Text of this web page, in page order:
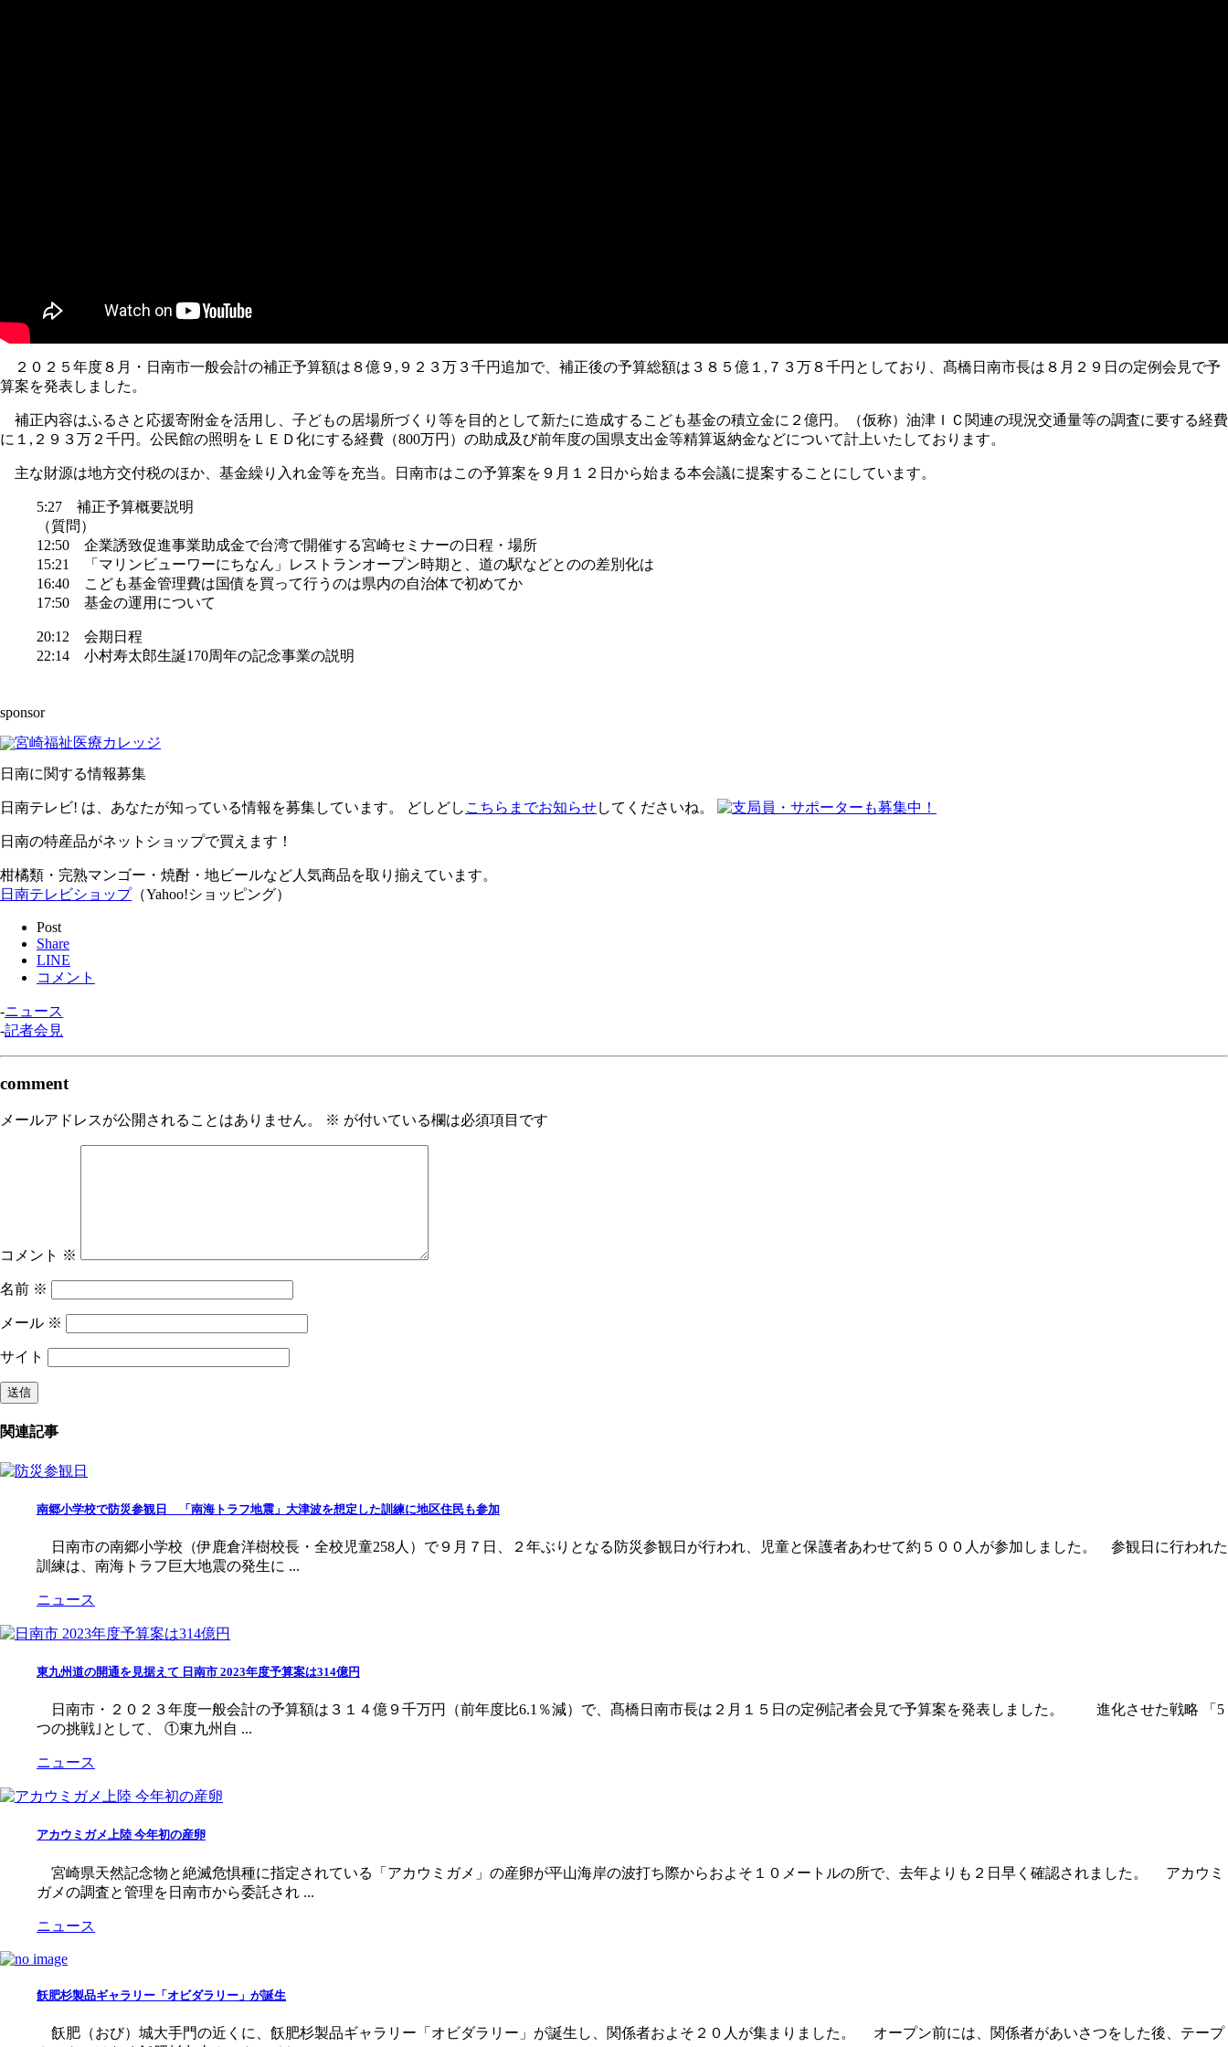
２０２５年度８月・日南市一般会計の補正予算額は８億９,９２３万３千円追加で、補正後の予算総額は３８５億１,７３万８千円としており、髙橋日南市長は８月２９日の定例会見で予
算案を発表しました。
補正内容はふるさと応援寄附金を活用し、子どもの居場所づくり等を目的として新たに造成するこども基金の積立金に２億円。（仮称）油津ＩＣ関連の現況交通量等の調査に要する経費
に１,２９３万２千円。公民館の照明をＬＥＤ化にする経費（800万円）の助成及び前年度の国県支出金等精算返納金などについて計上いたしております。
主な財源は地方交付税のほか、基金繰り入れ金等を充当。日南市はこの予算案を９月１２日から始まる本会議に提案することにしています。
5:27 補正予算概要説明
（質問）
12:50 企業誘致促進事業助成金で台湾で開催する宮崎セミナーの日程・場所
15:21 「マリンビューワーにちなん」レストランオープン時期と、道の駅などとのの差別化は
16:40 こども基金管理費は国債を買って行うのは県内の自治体で初めてか
17:50 基金の運用について
20:12 会期日程
22:14 小村寿太郎生誕170周年の記念事業の説明
sponsor
日南に関する情報募集
日南テレビ! は、あなたが知っている情報を募集しています。 どしどし こちらまでお知らせしてくださいね。
日南の特産品がネットショップで買えます！
柑橘類・完熟マンゴー・焼酎・地ビールなど人気商品を取り揃えています。
日南テレビショップ（Yahoo!ショッピング）
Post
Share
LINE
コメント
-ニュース
-記者会見
comment
メールアドレスが公開されることはありません。 ※ が付いている欄は必須項目です
コメント ※
名前 ※
メール ※
サイト
関連記事
南郷小学校で防災参観日 「南海トラフ地震」大津波を想定した訓練に地区住民も参加
日南市の南郷小学校（伊鹿倉洋樹校長・全校児童258人）で９月７日、２年ぶりとなる防災参観日が行われ、児童と保護者あわせて約５００人が参加しました。 参観日に行われた
訓練は、南海トラフ巨大地震の発生に ...
ニュース
東九州道の開通を見据えて 日南市 2023年度予算案は314億円
日南市・２０２３年度一般会計の予算額は３１４億９千万円（前年度比6.1％減）で、髙橋日南市長は２月１５日の定例記者会見で予算案を発表しました。 進化させた戦略 「5
つの挑戦｣として、 ①東九州自 ...
ニュース
アカウミガメ上陸 今年初の産卵
宮崎県天然記念物と絶滅危惧種に指定されている「アカウミガメ」の産卵が平山海岸の波打ち際からおよそ１０メートルの所で、去年よりも２日早く確認されました。 アカウミ
ガメの調査と管理を日南市から委託され ...
ニュース
飫肥杉製品ギャラリー「オビダラリー」が誕生
飫肥（おび）城大手門の近くに、飫肥杉製品ギャラリー「オビダラリー」が誕生し、関係者およそ２０人が集まりました。 オープン前には、関係者があいさつをした後、テープ